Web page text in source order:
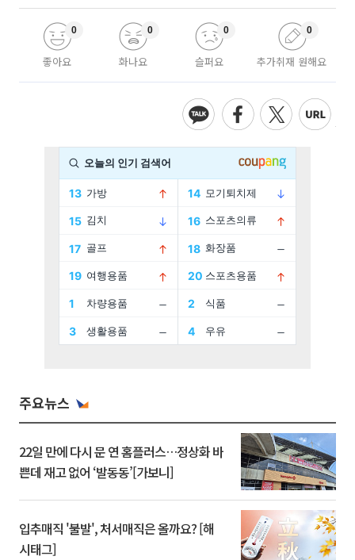
좋아요
0
화나요
0
슬퍼요
0
추가취재 원해요
0
주요뉴스
22일 만에 다시 문 연 홈플러스…정상화 바
쁜데 재고 없어 ‘발동동’[가보니]
입추매직 '불발', 처서매직은 올까요? [해
시태그]